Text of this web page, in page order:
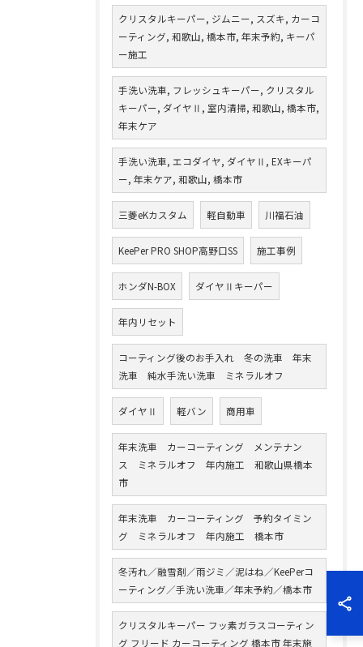
クリスタルキーパー, ジムニー, スズキ, カーコ
ーティング, 和歌山, 橋本市, 年末予約, キーパ
ー施工
手洗い洗車, フレッシュキーパー, クリスタル
キーパー, ダイヤⅡ, 室内清掃, 和歌山, 橋本市,
年末ケア
手洗い洗車, エコダイヤ, ダイヤⅡ, EXキーパ
ー, 年末ケア, 和歌山, 橋本市
三菱eKカスタム 軽自動車 川福石油
KeePer PRO SHOP高野口SS 施工事例
ホンダN-BOX ダイヤⅡキーパー
年内リセット
コーティング後のお手入れ 冬の洗車 年末
洗車 純水手洗い洗車 ミネラルオフ
ダイヤⅡ 軽バン 商用車
年末洗車 カーコーティング メンテナン
ス ミネラルオフ 年内施工 和歌山県橋本
市
年末洗車 カーコーティング 予約タイミン
グ ミネラルオフ 年内施工 橋本市
冬汚れ／融雪剤／雨ジミ／泥はね／KeePerコ
ーティング／手洗い洗車／年末予約／橋本市
クリスタルキーパー フッ素ガラスコーティン
グ フリード カーコーティング 橋本市 年末施